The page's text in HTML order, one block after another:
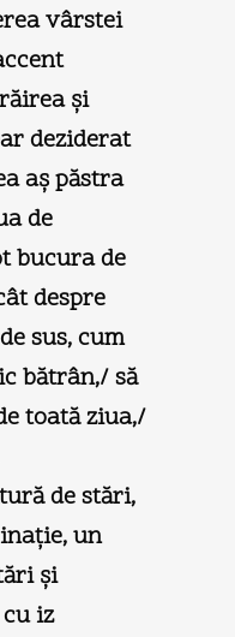
vârstei
şi
deziderat
aş păstra
de
bucura de
despre
sus, cum
bătrân,/ să
toată ziua,/
de stări,
un
şi
iz